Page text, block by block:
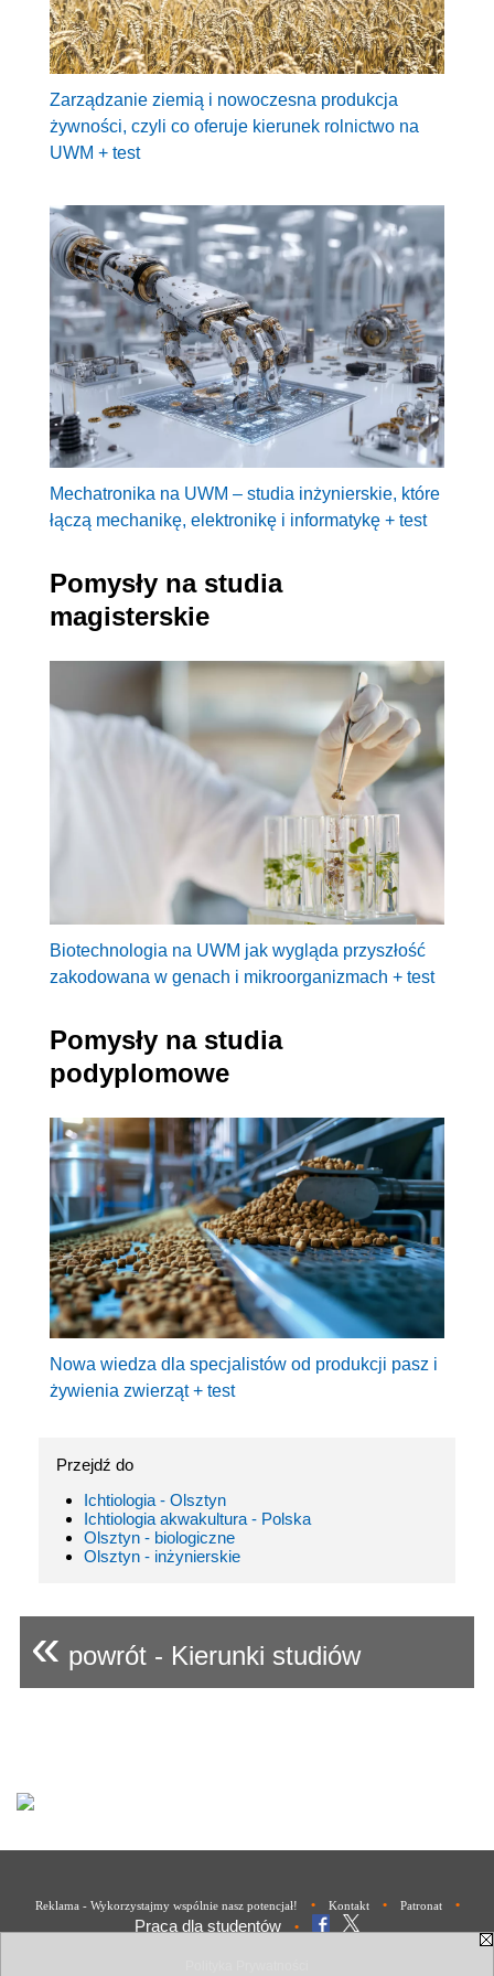
Zarządzanie ziemią i nowoczesna produkcja
żywności, czyli co oferuje kierunek rolnictwo na
UWM + test
Mechatronika na UWM – studia inżynierskie, które
łączą mechanikę, elektronikę i informatykę + test
Pomysły na studia
magisterskie
Biotechnologia na UWM jak wygląda przyszłość
zakodowana w genach i mikroorganizmach + test
Pomysły na studia
podyplomowe
Nowa wiedza dla specjalistów od produkcji pasz i
żywienia zwierząt + test
Przejdź do
Ichtiologia - Olsztyn
Ichtiologia akwakultura - Polska
Olsztyn - biologiczne
Olsztyn - inżynierskie
« powrót - Kierunki studiów
Reklama - Wykorzystajmy wspólnie nasz potencjał! • Kontakt • Patronat •
Praca dla studentów •